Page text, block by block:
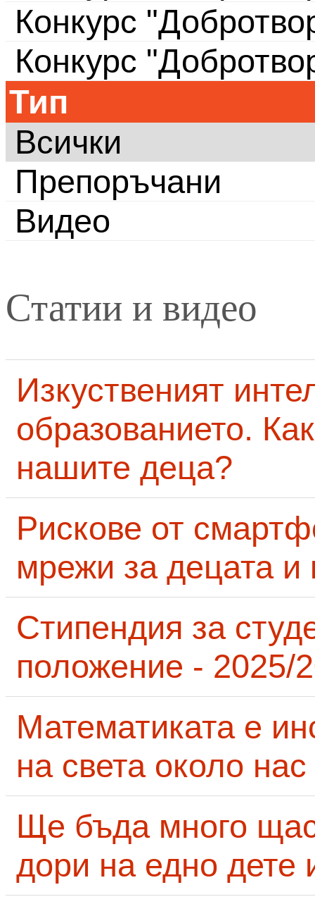
Конкурс
Конкурс
Тип
Всички
Препоръчани
Видео
Статии и видео
Изкуственият
образованието.
нашите деца?
Рискове от
мрежи за децата и
Стипендия за
положение - 2025/
Математиката е
на света около нас
Ще бъда много
дори на едно дете